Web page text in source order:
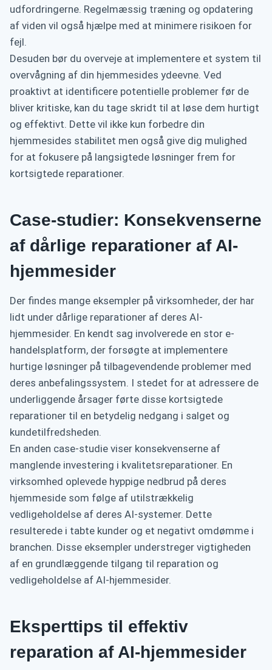
udfordringerne. Regelmæssig træning og opdatering
af viden vil også hjælpe med at minimere risikoen for
fejl.
Desuden bør du overveje at implementere et system til
overvågning af din hjemmesides ydeevne. Ved
proaktivt at identificere potentielle problemer før de
bliver kritiske, kan du tage skridt til at løse dem hurtigt
og effektivt. Dette vil ikke kun forbedre din
hjemmesides stabilitet men også give dig mulighed
for at fokusere på langsigtede løsninger frem for
kortsigtede reparationer.
Case-studier: Konsekvenserne
af dårlige reparationer af AI-
hjemmesider
Der findes mange eksempler på virksomheder, der har
lidt under dårlige reparationer af deres AI-
hjemmesider. En kendt sag involverede en stor e-
handelsplatform, der forsøgte at implementere
hurtige løsninger på tilbagevendende problemer med
deres anbefalingssystem. I stedet for at adressere de
underliggende årsager førte disse kortsigtede
reparationer til en betydelig nedgang i salget og
kundetilfredsheden.
En anden case-studie viser konsekvenserne af
manglende investering i kvalitetsreparationer. En
virksomhed oplevede hyppige nedbrud på deres
hjemmeside som følge af utilstrækkelig
vedligeholdelse af deres AI-systemer. Dette
resulterede i tabte kunder og et negativt omdømme i
branchen. Disse eksempler understreger vigtigheden
af en grundlæggende tilgang til reparation og
vedligeholdelse af AI-hjemmesider.
Eksperttips til effektiv
reparation af AI-hjemmesider